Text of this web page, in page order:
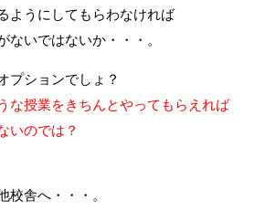
ようにしてもらわなければ
ないではないか・・・。
プションでしょ？
な授業をきちんとやってもらえれば
いのでは？
校舎へ・・・。